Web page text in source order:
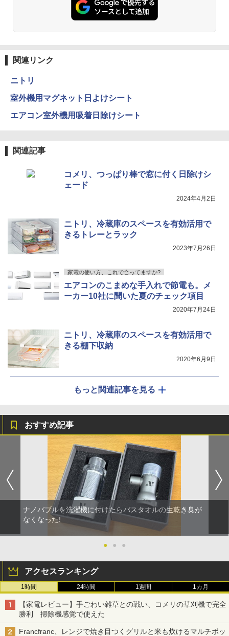
関連リンク
ニトリ
室外機用マグネット日よけシート
エアコン室外機用吸着日除けシート
関連記事
コメリ、つっぱり棒で窓に付く日除けシ
ェード
2024年4月2日
ニトリ、冷蔵庫のスペースを有効活用で
きるトレーとラック
2023年7月26日
家電の使い方、これで合ってますか?
エアコンのこまめな手入れで節電も。メ
ーカー10社に聞いた夏のチェック項目
2020年7月24日
ニトリ、冷蔵庫のスペースを有効活用で
きる棚下収納
2020年6月9日
もっと関連記事を見る
おすすめ記事
ナノバブルを洗濯機に付けたらバスタオルの生乾き臭が
なくなった!
● ● ●
アクセスランキング
1時間 24時間 1週間 1カ月
【家電レビュー】手ごわい雑草との戦い、コメリの草刈機で完全
勝利 掃除機感覚で使えた
Francfranc、レンジで焼き目つくグリルと米も炊けるマルチポッ